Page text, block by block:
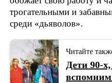
трогательными и
среди «дьяволов».
Читайте
Дети 90-